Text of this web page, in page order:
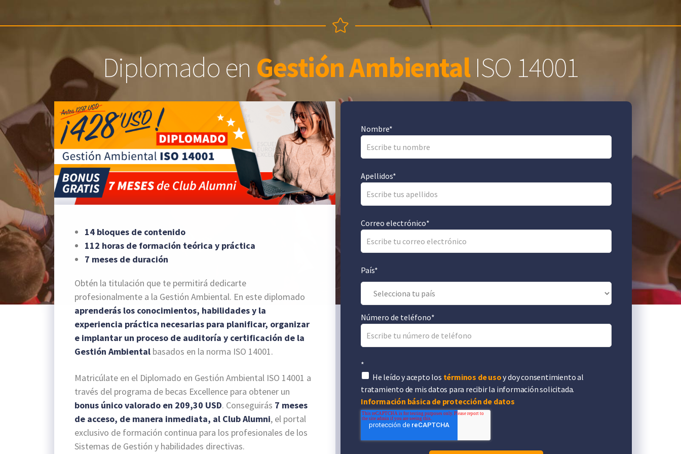
Diplomado en Gestión Ambiental ISO 14001
14 bloques de contenido
112 horas de formación teórica y práctica
7 meses de duración
Obtén la titulación que te permitirá dedicarte
profesionalmente a la Gestión Ambiental. En este diplomado
aprenderás los conocimientos, habilidades y la
experiencia práctica necesarias para planificar, organizar
e implantar un proceso de auditoría y certificación de la
Gestión Ambiental basados en la norma ISO 14001.
Matricúlate en el Diplomado en Gestión Ambiental ISO 14001 a
través del programa de becas Excellence para obtener un
bonus único valorado en 209,30 USD. Conseguirás 7 meses
de acceso, de manera inmediata, al Club Alumni, el portal
exclusivo de formación continua para los profesionales de los
Sistemas de Gestión y habilidades directivas.
Nombre*
Apellidos*
Correo electrónico*
País*
Número de teléfono*
*
He leído y acepto los términos de usoy doy consentimiento al
tratamiento de mis datos para recibir la información solicitada.
Información básica de protección de datos